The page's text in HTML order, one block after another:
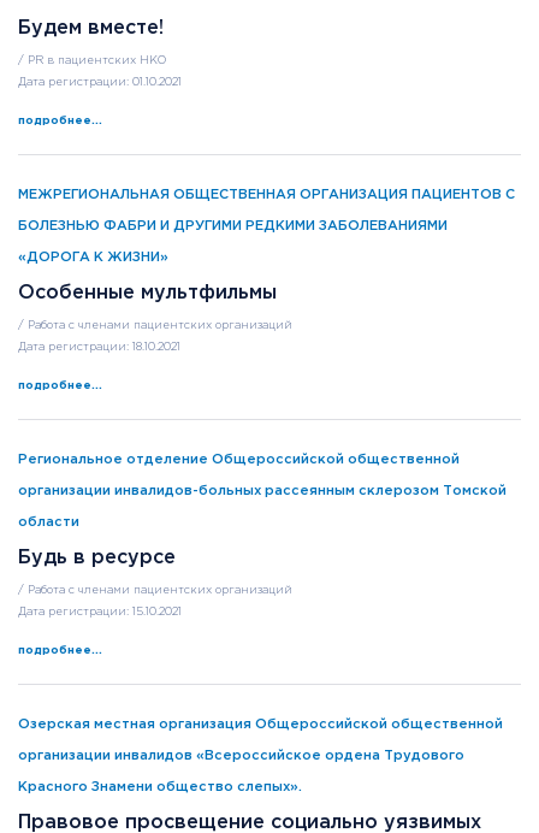
Будем вместе!
/ PR в пациентских НКО
Дата регистрации: 01.10.2021
подробнее...
МЕЖРЕГИОНАЛЬНАЯ ОБЩЕСТВЕННАЯ ОРГАНИЗАЦИЯ ПАЦИЕНТОВ С
БОЛЕЗНЬЮ ФАБРИ И ДРУГИМИ РЕДКИМИ ЗАБОЛЕВАНИЯМИ
«ДОРОГА К ЖИЗНИ»
Особенные мультфильмы
/ Работа с членами пациентских организаций
Дата регистрации: 18.10.2021
подробнее...
Региональное отделение Общероссийской общественной
организации инвалидов-больных рассеянным склерозом Томской
области
Будь в ресурсе
/ Работа с членами пациентских организаций
Дата регистрации: 15.10.2021
подробнее...
Озерская местная организация Общероссийской общественной
организации инвалидов «Всероссийское ордена Трудового
Красного Знамени общество слепых».
Правовое просвещение социально уязвимых